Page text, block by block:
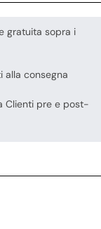
gratuita sopra i
alla consegna
Clienti pre e post-